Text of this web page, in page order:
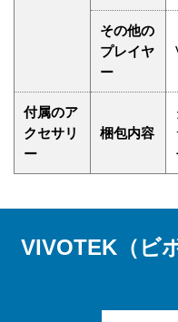
その他の
プレイヤ
ー
付属のア
クセサリ
ー
梱包内容
VIVOTEK（ビ